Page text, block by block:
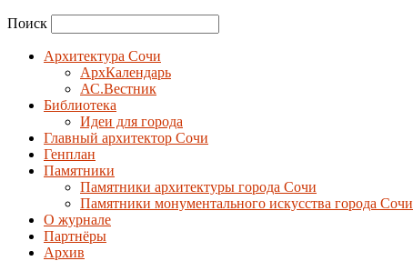
Поиск
Архитектура Сочи
АрхКалендарь
АС.Вестник
Библиотека
Идеи для города
Главный архитектор Сочи
Генплан
Памятники
Памятники архитектуры города Сочи
Памятники монументального искусства города Сочи
О журнале
Партнёры
Архив